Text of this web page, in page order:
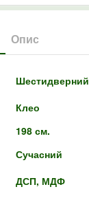
Опис
Шестидверний
Клео
198 см.
Сучасний
ДСП, МДФ